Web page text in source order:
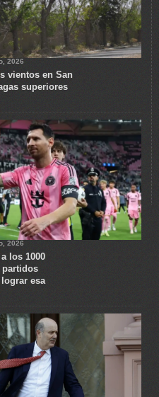
2026
vientos en San
superiores
2026
los 1000
partidos
esa